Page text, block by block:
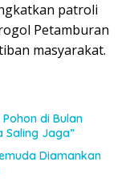
patroli
Petamburan
masyarakat.
di Bulan
Saling Jaga”
Diamankan